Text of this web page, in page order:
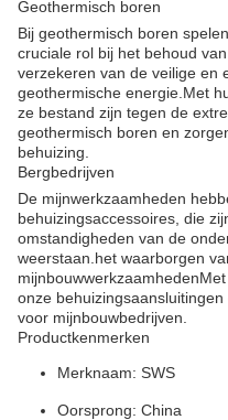
Geothermisch boren
Bij geothermisch boren
cruciale rol bij het behoud
verzekeren van de veilige en
geothermische energie.Met
ze bestand zijn tegen de
geothermisch boren en
behuizing.
Bergbedrijven
De mijnwerkzaamheden
behuizingsaccessoires, die
omstandigheden van de
weerstaan.het waarborgen
onze
voor mijnbouwbedrijven.
Productkenmerken
Merknaam: SWS
Oorsprong: China